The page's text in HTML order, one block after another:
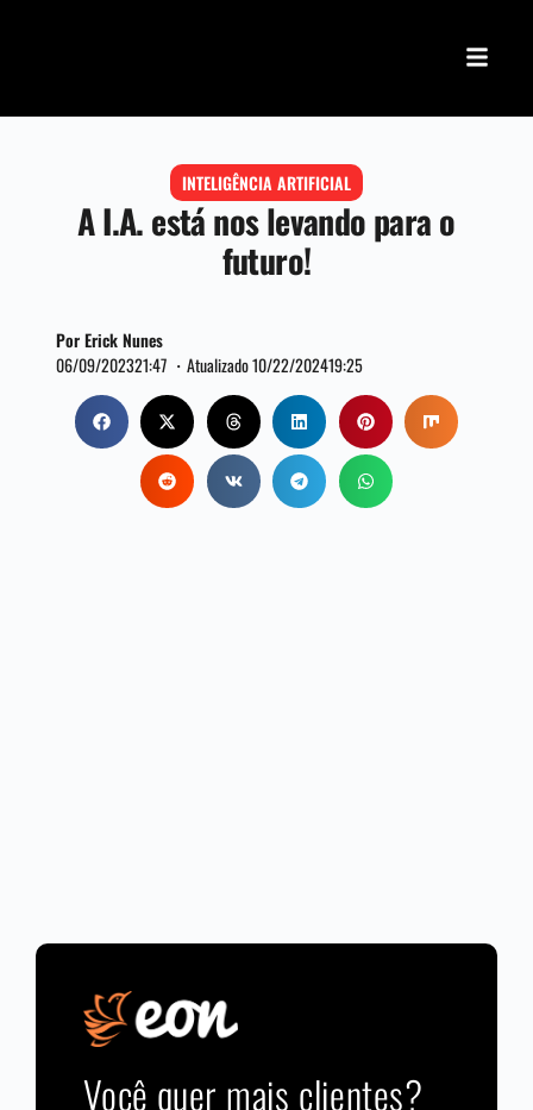
INTELIGÊNCIA ARTIFICIAL
A I.A. está nos levando para o
futuro!
Por Erick Nunes
06/09/202321:47 ・ Atualizado 10/22/202419:25
Você quer mais clientes?